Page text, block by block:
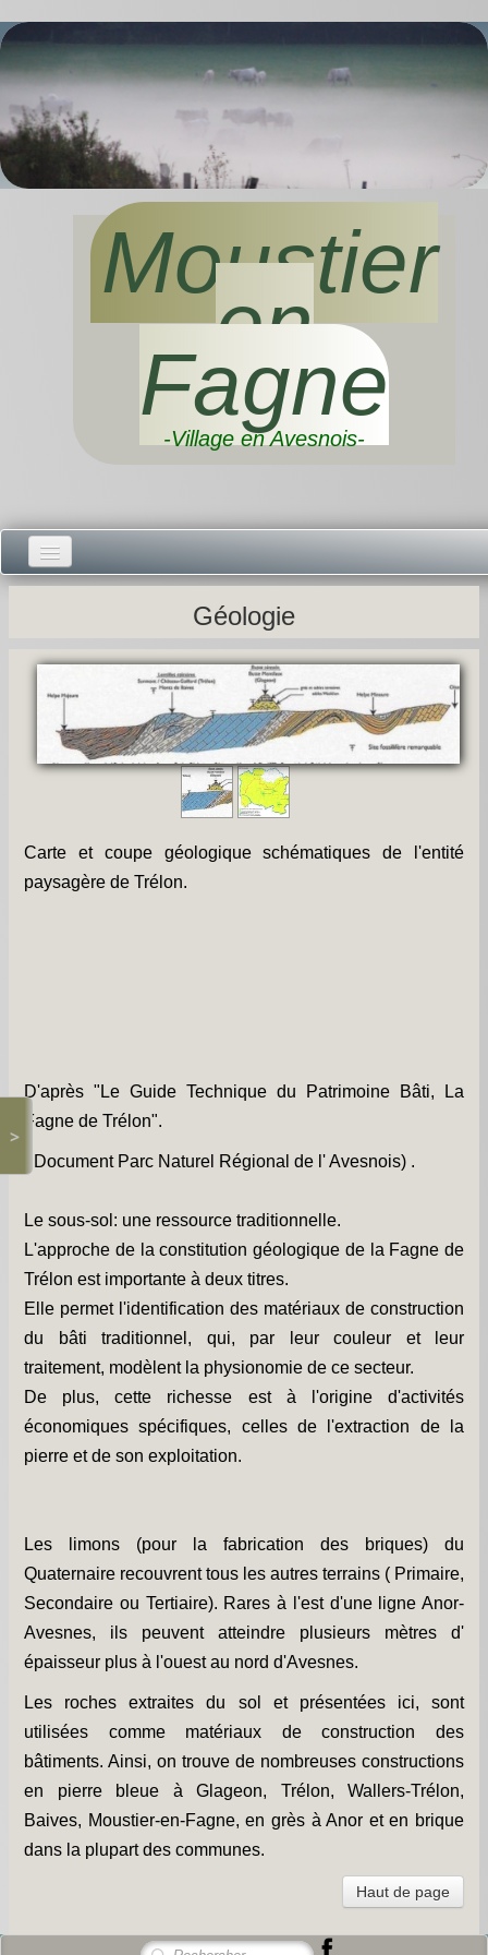
Moustier
en
Fagne
-Village en Avesnois-
Accueil -
Présentations -
Salle des Fêtes -
Blog Salle des Fêtes -
Histoires -
Informations diverses -
Petit survol du village -
Gîtes de groupe -
Album photos -
PCS et DICRIM -
Remerciements -
Contact -
>
Géologie
Carte et coupe géologique schématiques de l'entité
paysagère de Trélon.
D'après "Le Guide Technique du Patrimoine Bâti, La
Fagne de Trélon".
( Document Parc Naturel Régional de l' Avesnois) .
Le sous-sol: une ressource traditionnelle.
L'approche de la constitution géologique de la Fagne de
Trélon est importante à deux titres.
Elle permet l'identification des matériaux de construction
du bâti traditionnel, qui, par leur couleur et leur
traitement, modèlent la physionomie de ce secteur.
De plus, cette richesse est à l'origine d'activités
économiques spécifiques, celles de l'extraction de la
pierre et de son exploitation.
Les limons (pour la fabrication des briques) du
Quaternaire recouvrent tous les autres terrains ( Primaire,
Secondaire ou Tertiaire). Rares à l'est d'une ligne Anor-
Avesnes, ils peuvent atteindre plusieurs mètres d'
épaisseur plus à l'ouest au nord d'Avesnes.
Les roches extraites du sol et présentées ici, sont
utilisées comme matériaux de construction des
bâtiments. Ainsi, on trouve de nombreuses constructions
en pierre bleue à Glageon, Trélon, Wallers-Trélon,
Baives, Moustier-en-Fagne, en grès à Anor et en brique
dans la plupart des communes.
Haut de page